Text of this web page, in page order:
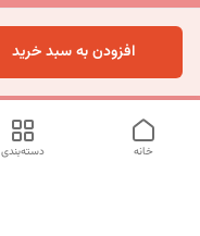
افزودن به سبد خرید
دسته‌بندی خانه